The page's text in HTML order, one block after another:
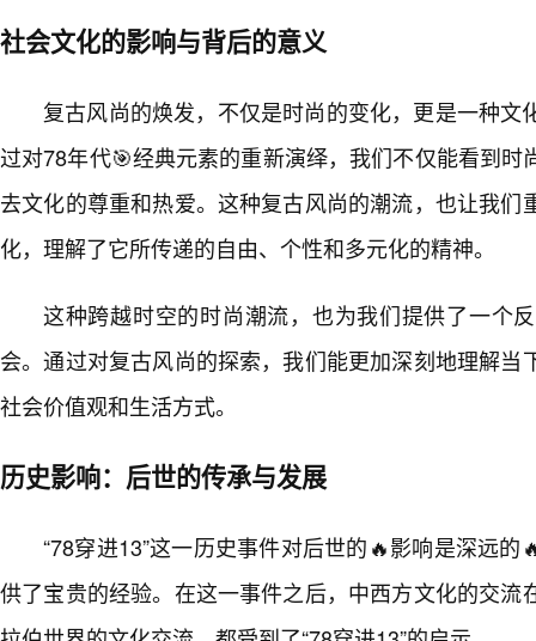
社会文化的影响与背后的意义
复古风尚的焕发，不仅是时尚的变化，更是一种文
过对78年代🎯经典元素的重新演绎，我们不仅能看到时
去文化的尊重和热爱。这种复古风尚的潮流，也让我们
化，理解了它所传递的自由、个性和多元化的精神。
这种跨越时空的时尚潮流，也为我们提供了一个
会。通过对复古风尚的探索，我们能更加深刻地理解当
社会价值观和生活方式。
历史影响：后世的传承与发展
“78穿进13”这一历史事件对后世的🔥影响是深远
供了宝贵的经验。在这一事件之后，中西方文化的交流